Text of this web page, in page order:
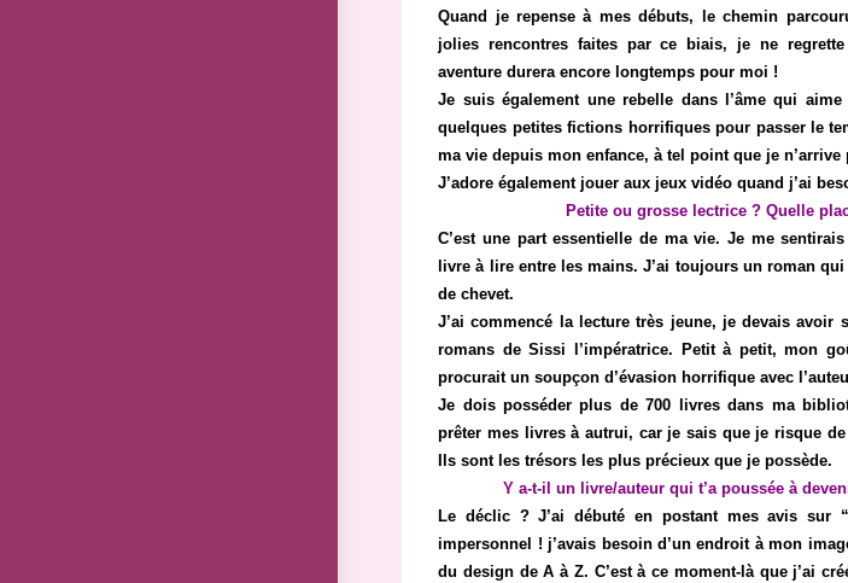
Quand je repense à mes débuts, le chemin
jolies rencontres faites par ce biais, je ne
aventure durera encore longtemps pour moi !
Je suis également une rebelle dans l’âme qui
quelques petites fictions horrifiques pour passer le
ma vie depuis mon enfance, à tel point que je n’arrive
J’adore également jouer aux jeux vidéo quand j’ai
Petite ou grosse lectrice ? Quelle
C’est une part essentielle de ma vie. Je me
livre à lire entre les mains. J’ai toujours un roman
de chevet.
J’ai commencé la lecture très jeune, je devais avoir
romans de Sissi l’impératrice. Petit à petit, mon
procurait un soupçon d’évasion horrifique avec
Je dois posséder plus de 700 livres dans ma
prêter mes livres à autrui, car je sais que je risque
Ils sont les trésors les plus précieux que je possède.
Y a-t-il un livre/auteur qui t’a poussée à
Le déclic ? J’ai débuté en postant mes avis sur “
impersonnel ! j’avais besoin d’un endroit à mon
du design de A à Z. C’est à ce moment-là que j’ai